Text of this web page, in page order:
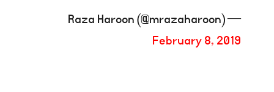
— Raza Haroon (@mrazaharoon)
February 8, 2019